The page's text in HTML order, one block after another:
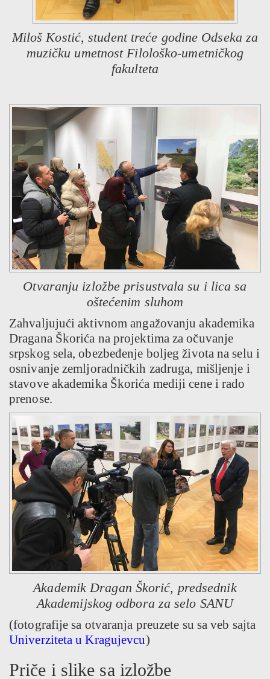
Miloš Kostić, student treće godine Odseka za
muzičku umetnost Filološko-umetničkog
fakulteta
Otvaranju izložbe prisustvala su i lica sa
oštećenim sluhom
Zahvaljujući aktivnom angažovanju akademika
Dragana Škorića na projektima za očuvanje
srpskog sela, obezbeđenje boljeg života na selu i
osnivanje zemljoradničkih zadruga, mišljenje i
stavove akademika Škorića mediji cene i rado
prenose.
Akademik Dragan Škorić, predsednik
Akademijskog odbora za selo SANU
(fotografije sa otvaranja preuzete su sa veb sajta
Univerziteta u Kragujevcu)
Priče i slike sa izložbe